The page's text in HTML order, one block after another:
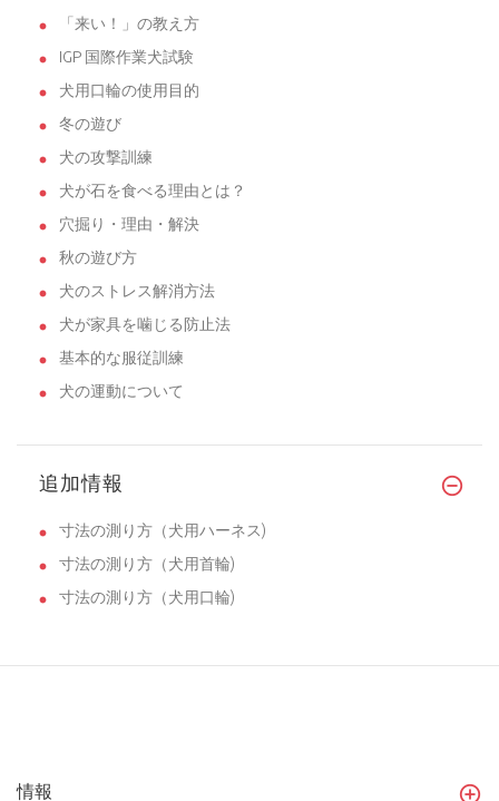
「来い！」の教え方
IGP 国際作業犬試験
犬用口輪の使用目的
冬の遊び
犬の攻撃訓練
犬が石を食べる理由とは？
穴掘り・理由・解決
秋の遊び方
犬のストレス解消方法
犬が家具を噛じる防止法
基本的な服従訓練
犬の運動について
追加情報
寸法の測り方（犬用ハーネス)
寸法の測り方（犬用首輪)
寸法の測り方（犬用口輪)
情報